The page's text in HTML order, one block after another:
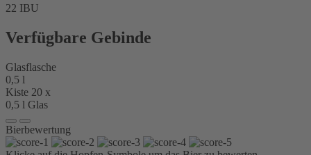
22 IBU
Verfügbare Gebinde
Glasflasche
0,5 l
Kiste 20 x
0,5 l Glas
Bierbewertung